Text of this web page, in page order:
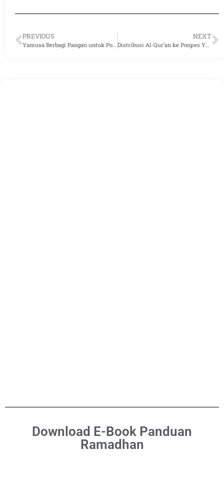
PREVIOUS
Yamusa Berbagi Pangan untuk Ponpes Yatim Nurul Huda
NEXT
Distribusi Al-Qur’an ke Ponpes Yatim Darul Ibtida’
Download E-Book Panduan
Ramadhan